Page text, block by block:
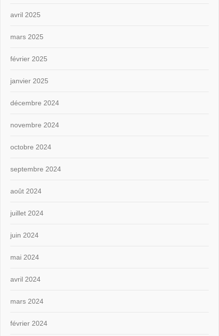
avril 2025
mars 2025
février 2025
janvier 2025
décembre 2024
novembre 2024
octobre 2024
septembre 2024
août 2024
juillet 2024
juin 2024
mai 2024
avril 2024
mars 2024
février 2024